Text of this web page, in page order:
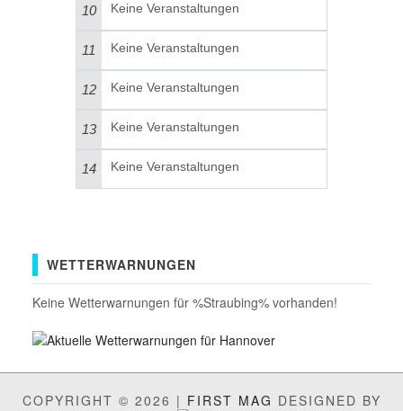
10 Keine Veranstaltungen
11 Keine Veranstaltungen
12 Keine Veranstaltungen
13 Keine Veranstaltungen
14 Keine Veranstaltungen
WETTERWARNUNGEN
Keine Wetterwarnungen für %Straubing% vorhanden!
COPYRIGHT © 2026 | FIRST MAG DESIGNED BY